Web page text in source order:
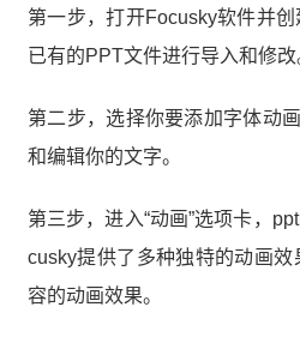
第一步，打开Focusky软件并
已有的PPT文件进行导入和修改
第二步，选择你要添加字体动
和编辑你的文字。
第三步，进入“动画”选项卡，
cusky提供了多种独特的动画
容的动画效果。